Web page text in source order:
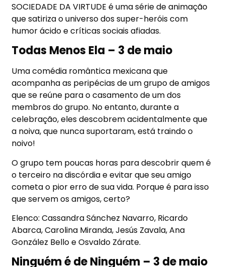
SOCIEDADE DA VIRTUDE é uma série de animação
que satiriza o universo dos super-heróis com
humor ácido e críticas sociais afiadas.
Todas Menos Ela – 3 de maio
Uma comédia romântica mexicana que
acompanha as peripécias de um grupo de amigos
que se reúne para o casamento de um dos
membros do grupo. No entanto, durante a
celebração, eles descobrem acidentalmente que
a noiva, que nunca suportaram, está traindo o
noivo!
O grupo tem poucas horas para descobrir quem é
o terceiro na discórdia e evitar que seu amigo
cometa o pior erro de sua vida. Porque é para isso
que servem os amigos, certo?
Elenco: Cassandra Sánchez Navarro, Ricardo
Abarca, Carolina Miranda, Jesús Zavala, Ana
González Bello e Osvaldo Zárate.
Ninguém é de Ninguém – 3 de maio